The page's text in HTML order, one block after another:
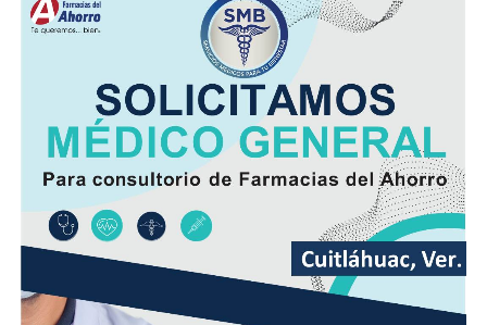
Durante el arranque de la obra, el alcaldeManuel
señaló que la renovación de estas redes
permitirá ofrecer un servicio más eficiente y reducir los
riesgos derivados de fugas o fallas en la infraestructura
hidráulica y sanitaria.
Además del beneficio inmediato para las familias de la
zona, la intervención busca prevenir hundimientos y
daños en la vialidad ocasionados por tuberías
deterioradas, lo que también disminuirá la necesidad de
reparaciones de emergencia en el futuro.